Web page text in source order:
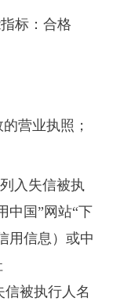
标： 合格
营业执照；
列入失信被执
中国”网站“下
用信息）或中
信被执行人名